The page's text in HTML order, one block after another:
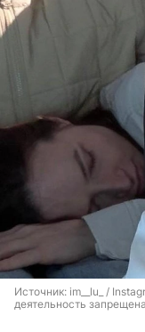
Источник: im__lu_ /
деятельность